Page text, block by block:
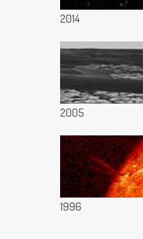
2014
2005
1996